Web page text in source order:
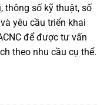
thông số kỹ thuật, số
yêu cầu triển khai
để được tư vấn
theo nhu cầu cụ thể.